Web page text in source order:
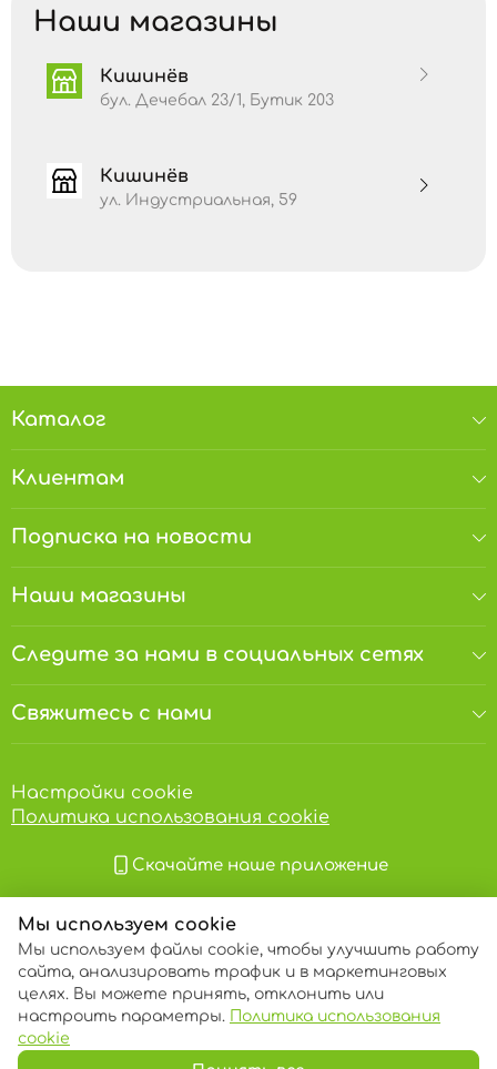
снимает боль, вызванную ревматизмом,
фертильность, борется с морской болезнью,
останавливает развитие рака, снижает
«плохой» холестерин в организме,
Противопоказано употребление острого
перца при воспалении желудка или при
Наши магазины
Кишинёв
бул. Дечебал 23/1, Бутик 203
Кишинёв
ул. Индустриальная, 59
Каталог
Клиентам
Подписка на новости
Наши магазины
Следите за нами в социальных сетях
Свяжитесь с нами
Настройки cookie
Политика использования cookie
Скачайте наше приложение
© 2013 – 2026 ECOM
Мы используем cookie
Мы используем файлы cookie, чтобы улучшить работу
сайта, анализировать трафик и в маркетинговых
целях. Вы можете принять, отклонить или
настроить параметры. Политика использования
cookie